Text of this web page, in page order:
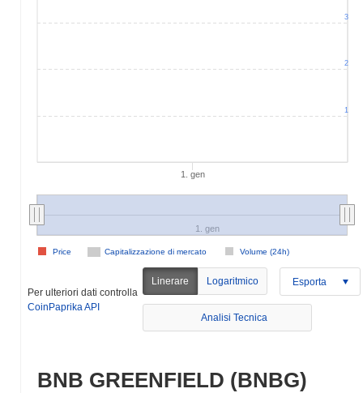
1. gen
Capitalizzazione di mercato Volume (24h)
Price
1. gen
1
2
3
Per ulteriori dati controlla
CoinPaprika API
Linerare Logaritmico Esporta
Analisi Tecnica
BNB GREENFIELD (BNBG)